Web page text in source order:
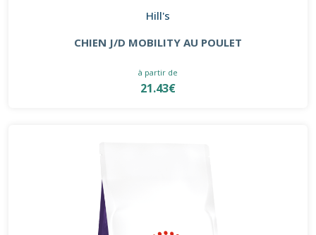
Hill's
CHIEN J/D MOBILITY AU POULET
à partir de
21.43€